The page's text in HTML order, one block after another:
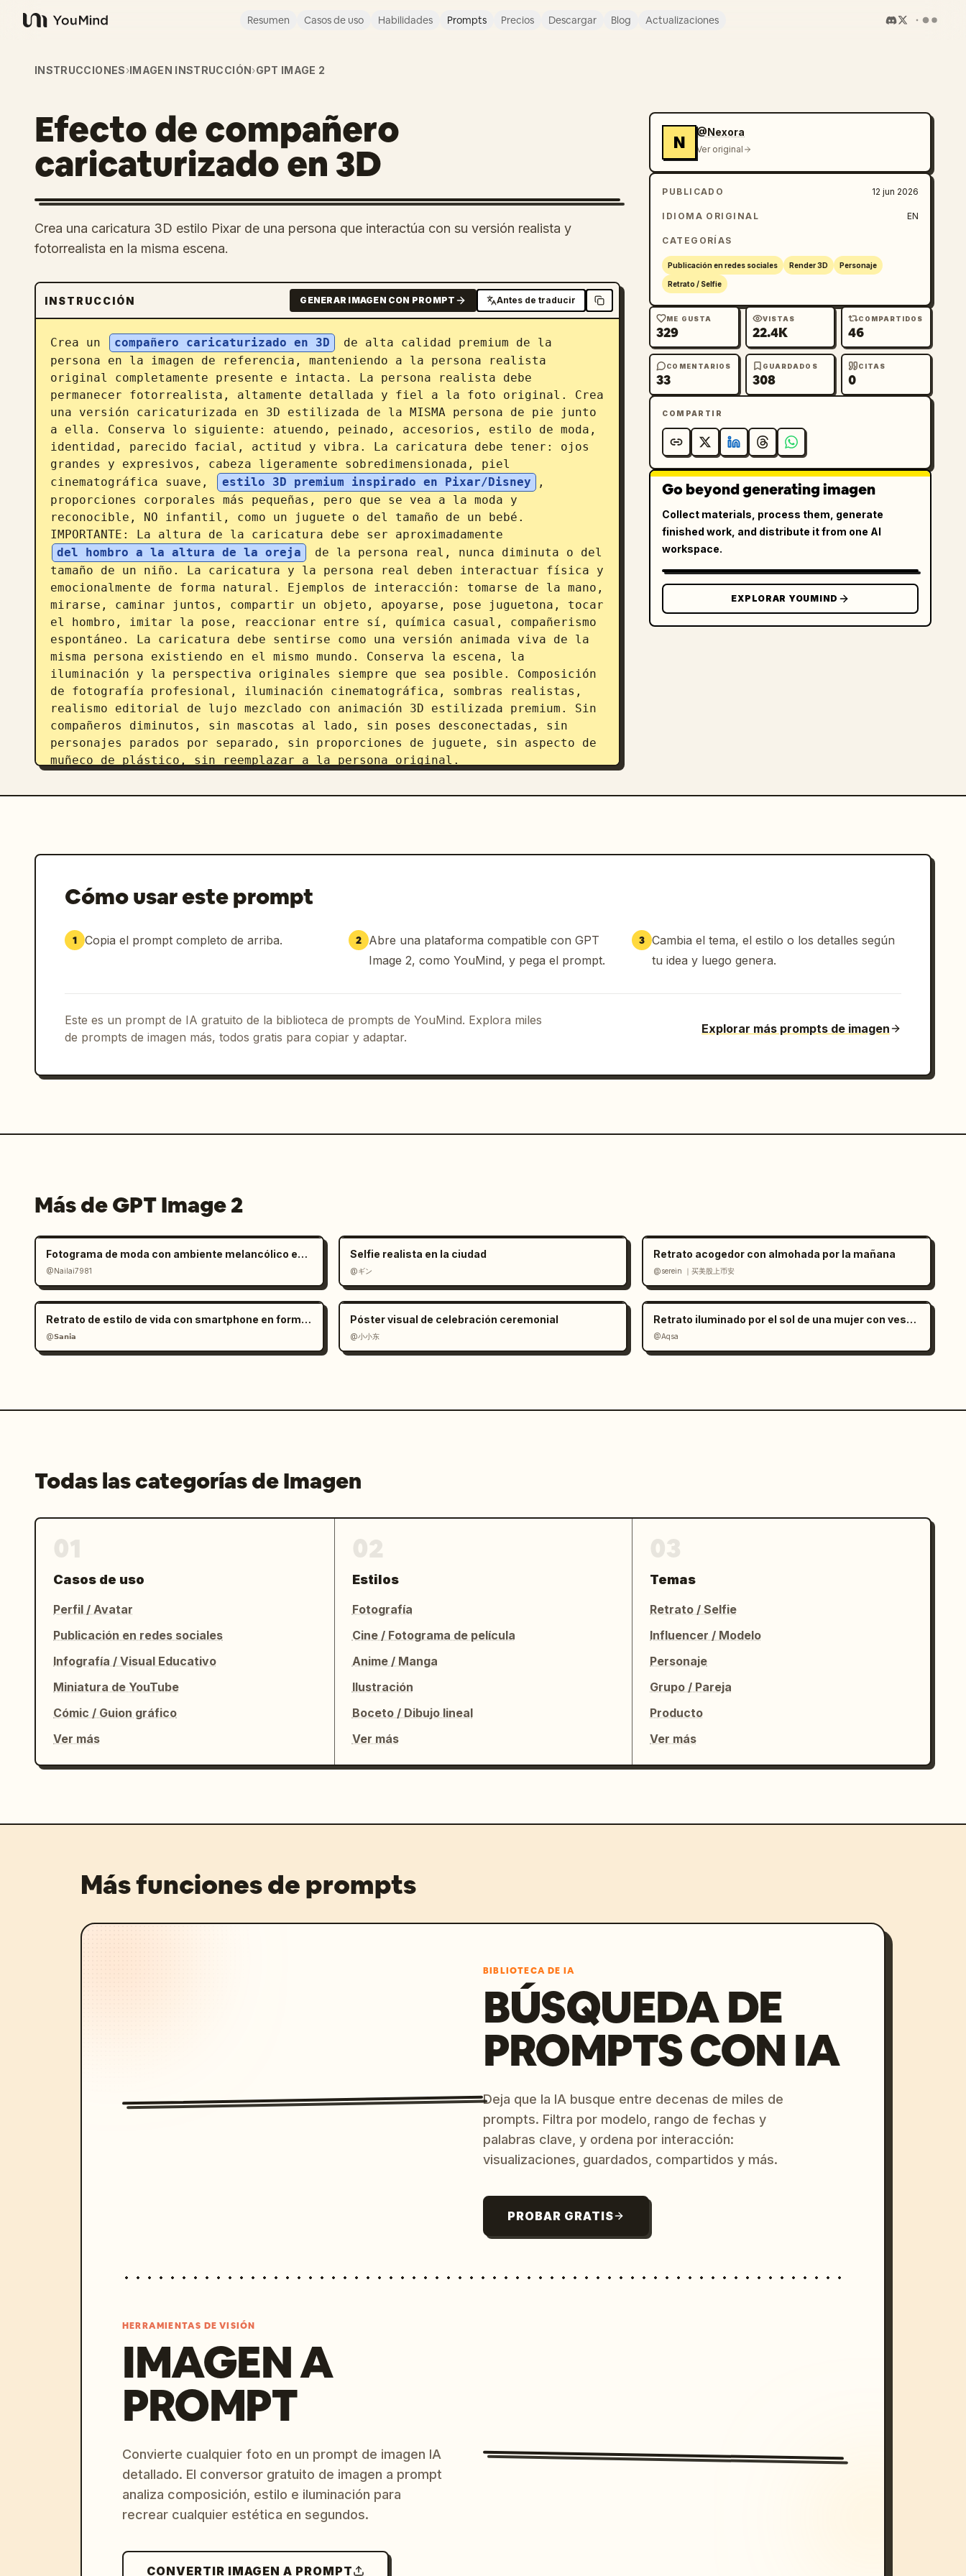
YouMind
Resumen Casos de uso Habilidades Prompts Precios Descargar Blog Actualizaciones
INSTRUCCIONES›IMAGEN INSTRUCCIÓN›GPT IMAGE 2
Efecto de compañero
caricaturizado en 3D
Crea una caricatura 3D estilo Pixar de una persona que interactúa con su versión realista y
fotorrealista en la misma escena.
INSTRUCCIÓN GENERAR IMAGEN CON PROMPT Antes de traducir
Crea un compañero caricaturizado en 3D
de alta calidad premium de la
persona en la imagen de referencia, manteniendo a la persona realista
original completamente presente e intacta. La persona realista debe
permanecer fotorrealista, altamente detallada y fiel a la foto original. Crea
una versión caricaturizada en 3D estilizada de la MISMA persona de pie junto
a ella. Conserva lo siguiente: atuendo, peinado, accesorios, estilo de moda,
identidad, parecido facial, actitud y vibra. La caricatura debe tener: ojos
grandes y expresivos, cabeza ligeramente sobredimensionada, piel
cinematográfica suave,
estilo 3D premium inspirado en Pixar/Disney
,
proporciones corporales más pequeñas, pero que se vea a la moda y
reconocible, NO infantil, como un juguete o del tamaño de un bebé.
IMPORTANTE: La altura de la caricatura debe ser aproximadamente
del hombro a la altura de la oreja
de la persona real, nunca diminuta o del
tamaño de un niño. La caricatura y la persona real deben interactuar física y
emocionalmente de forma natural. Ejemplos de interacción: tomarse de la mano,
mirarse, caminar juntos, compartir un objeto, apoyarse, pose juguetona, tocar
el hombro, imitar la pose, reaccionar entre sí, química casual, compañerismo
espontáneo. La caricatura debe sentirse como una versión animada viva de la
misma persona existiendo en el mismo mundo. Conserva la escena, la
iluminación y la perspectiva originales siempre que sea posible. Composición
de fotografía profesional, iluminación cinematográfica, sombras realistas,
realismo editorial de lujo mezclado con animación 3D estilizada premium. Sin
compañeros diminutos, sin mascotas al lado, sin poses desconectadas, sin
personajes parados por separado, sin proporciones de juguete, sin aspecto de
muñeco de plástico, sin reemplazar a la persona original.
N
@Nexora
Ver original
PUBLICADO 12 jun 2026
IDIOMA ORIGINAL EN
CATEGORÍAS
Publicación en redes sociales Render 3D Personaje
Retrato / Selfie
ME GUSTA
329
VISTAS
22.4K
COMPARTIDOS
46
COMENTARIOS
33
GUARDADOS
308
CITAS
0
COMPARTIR
Go beyond generating imagen
Collect materials, process them, generate
finished work, and distribute it from one AI
workspace.
EXPLORAR YOUMIND
Cómo usar este prompt
1 Copia el prompt completo de arriba. 2 Abre una plataforma compatible con GPT
Image 2, como YouMind, y pega el prompt.
3 Cambia el tema, el estilo o los detalles según
tu idea y luego genera.
Este es un prompt de IA gratuito de la biblioteca de prompts de YouMind. Explora miles
de prompts de imagen más, todos gratis para copiar y adaptar.
Explorar más prompts de imagen
Más de GPT Image 2
Fotograma de moda con ambiente melancólico en salar
@Nailai7981
Selfie realista en la ciudad
@ギン
Retrato acogedor con almohada por la mañana
@serein ｜买美股上币安
Retrato de estilo de vida con smartphone en formato RAW
@𝗦𝗮𝗻𝗶𝗮
Póster visual de celebración ceremonial
@小小东
Retrato iluminado por el sol de una mujer con vestido de satén rojo
@Aqsa
Todas las categorías de Imagen
Casos de uso
Perfil / Avatar
Publicación en redes sociales
Infografía / Visual Educativo
Miniatura de YouTube
Cómic / Guion gráfico
Ver más
Estilos
Fotografía
Cine / Fotograma de película
Anime / Manga
Ilustración
Boceto / Dibujo lineal
Ver más
Temas
Retrato / Selfie
Influencer / Modelo
Personaje
Grupo / Pareja
Producto
Ver más
Más funciones de prompts
BIBLIOTECA DE IA
BÚSQUEDA DE
PROMPTS CON IA
Deja que la IA busque entre decenas de miles de
prompts. Filtra por modelo, rango de fechas y
palabras clave, y ordena por interacción:
visualizaciones, guardados, compartidos y más.
PROBAR GRATIS
HERRAMIENTAS DE VISIÓN
IMAGEN A
PROMPT
Convierte cualquier foto en un prompt de imagen IA
detallado. El conversor gratuito de imagen a prompt
analiza composición, estilo e iluminación para
recrear cualquier estética en segundos.
CONVERTIR IMAGEN A PROMPT